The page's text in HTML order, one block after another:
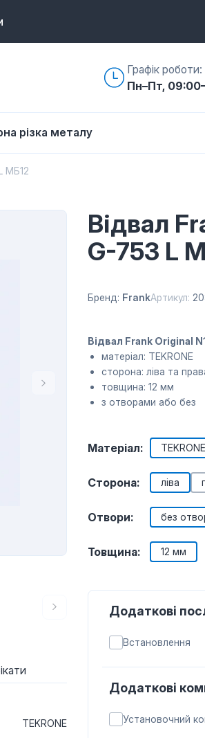
Графік роботи:
Пн–Пт,
різка металу
МБ12
TEKRONE
Відвал
G-753 L
Бренд: FrankАртикул:
Відвал Frank Original
матеріал: TEKRONE
сторона: ліва та
товщина: 12 мм
з отворами або без
Матеріал: TEKRONE
Сторона: ліва
Отвори: без
Товщина: 12 мм
Додаткові
Встановлення
Додаткові
Установочний